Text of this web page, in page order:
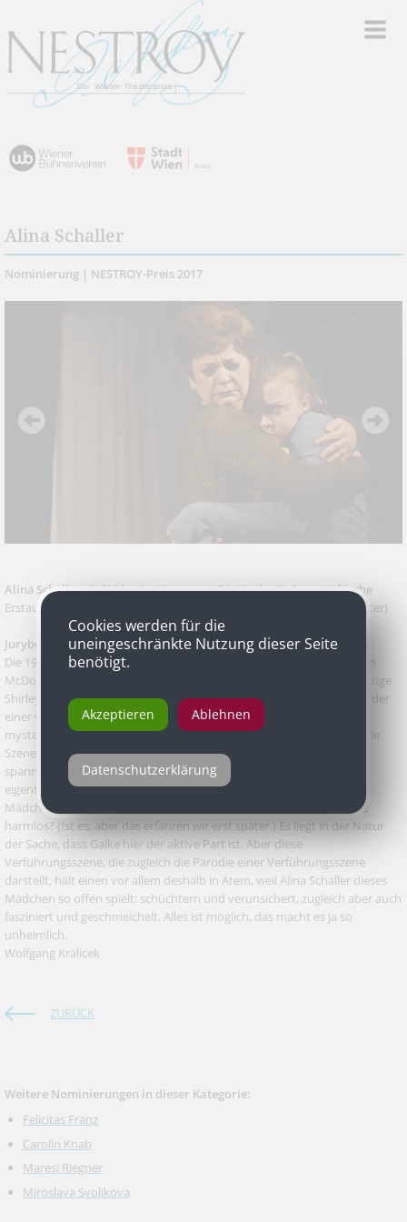
Alina Schaller
Nominierung | NESTROY-Preis 2017
Alina Schallerals Shirley in „Hangmen (Die Henker)“, österreichische
Erstaufführung von Martin McDonagh, Volx/Margareten (Volkstheater)
Jurybegründung
Die 1997 geborene Niederösterreicherin Alina Schaller spielt in Martin
McDonaghs tiefschwarzer Komödie „Hangmen“ („Die Henker“) die junge
Shirley, Tochter eines Pub-Betreibers in der nordenglischen Provinz, der
einer von Englands letzten Scharfrichtern war. Im Pub hat sich ein
mysteriöser Fremder namens Mooney (Rainer Galke) einquartiert. Die
Szene, in der Mooney sich an Shirley heranmacht, ist komisch und
spannend zugleich, weil bis zuletzt in der Schwebe bleibt, worum es
eigentlich geht. Will Mooney die Kleine verführen? Ist er gar der
Mädchenmörder, von dem im Stück die Rede ist? Oder ist alles ganz
harmlos? (Ist es, aber das erfahren wir erst später.) Es liegt in der Natur
der Sache, dass Galke hier der aktive Part ist. Aber diese
Verführungsszene, die zugleich die Parodie einer Verführungsszene
darstellt, hält einen vor allem deshalb in Atem, weil Alina Schaller dieses
Mädchen so offen spielt: schüchtern und verunsichert, zugleich aber auch
fasziniert und geschmeichelt. Alles ist möglich, das macht es ja so
unheimlich.
Wolfgang Kralicek
ZURÜCK
Weitere Nominierungen in dieser Kategorie:
Felicitas Franz
Carolin Knab
Maresi Riegner
Miroslava Svolikova
Cookies werden für die
uneingeschränkte Nutzung dieser Seite
benötigt.
Akzeptieren Ablehnen
Datenschutzerklärung